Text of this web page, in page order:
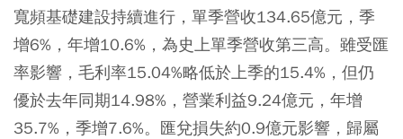
寬頻基礎建設持續進行，單季營收134.65億元，季
增6%，年增10.6%，為史上單季營收第三高。雖受匯
率影響，毛利率15.04%略低於上季的15.4%，但仍
優於去年同期14.98%，營業利益9.24億元，年增
35.7%，季增7.6%。匯兌損失約0.9億元影響，歸屬